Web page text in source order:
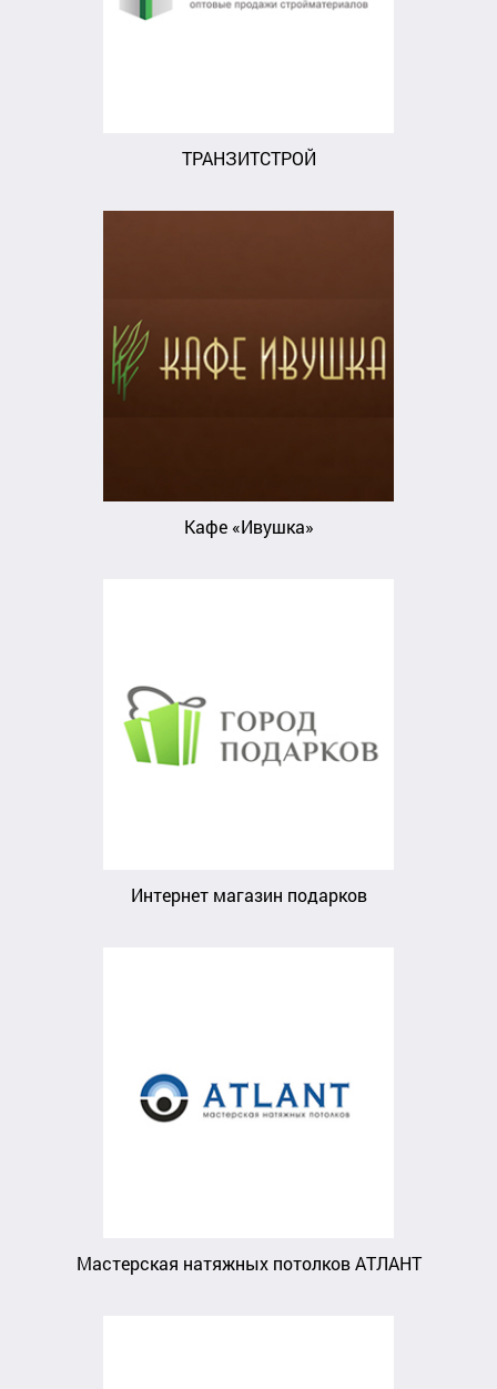
ТРАНЗИТСТРОЙ
Кафе «Ивушка»
Интернет магазин подарков
Мастерская натяжных потолков АТЛАНТ